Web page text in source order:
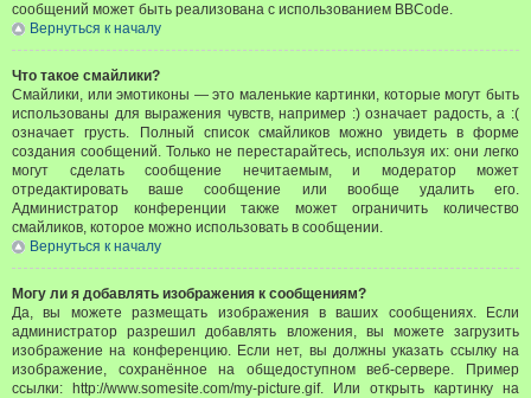
сообщений может быть реализована с использованием BBCode.
Вернуться к началу
Что такое смайлики?
Смайлики, или эмотиконы — это маленькие картинки, которые могут быть
использованы для выражения чувств, например :) означает радость, а :(
означает грусть. Полный список смайликов можно увидеть в форме
создания сообщений. Только не перестарайтесь, используя их: они легко
могут сделать сообщение нечитаемым, и модератор может
отредактировать ваше сообщение или вообще удалить его.
Администратор конференции также может ограничить количество
смайликов, которое можно использовать в сообщении.
Вернуться к началу
Могу ли я добавлять изображения к сообщениям?
Да, вы можете размещать изображения в ваших сообщениях. Если
администратор разрешил добавлять вложения, вы можете загрузить
изображение на конференцию. Если нет, вы должны указать ссылку на
изображение, сохранённое на общедоступном веб-сервере. Пример
ссылки: http://www.somesite.com/my-picture.gif. Или открыть картинку на